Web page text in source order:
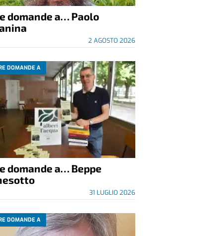
domande a… Paolo
2 AGOSTO 2026
DOMANDE A
domande a… Beppe
31 LUGLIO 2026
DOMANDE A